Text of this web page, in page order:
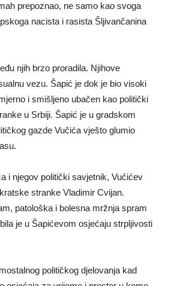
prepoznao, ne samo kao svoga
nacista i rasista Šljivančanina
njih brzo proradila. Njihove
vezu. Šapić je dok je bio visoki
i smišljeno ubačen kao politički
u Srbiji. Šapić je u gradskom
gazde Vučića vješto glumio
i njegov politički savjetnik, Vučićev
stranke Vladimir Cvijan.
patološka i bolesna mržnja spram
je u Šapićevom osjećaju strpljivosti
političkog djelovanja kad